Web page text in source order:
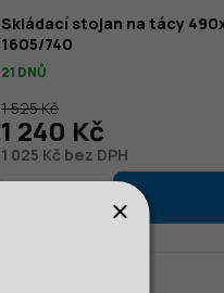
Skládací stojan na tácy
1605/740
21 DNŮ
1 025 Kč bez DPH
1 525 Kč
1 240 Kč